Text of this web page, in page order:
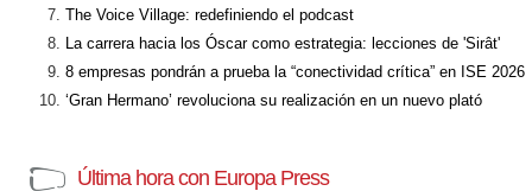
The Voice Village: redefiniendo el podcast
La carrera hacia los Óscar como estrategia: lecciones de 'Sirât'
8 empresas pondrán a prueba la “conectividad crítica” en ISE 2026
‘Gran Hermano’ revoluciona su realización en un nuevo plató
Última hora con Europa Press